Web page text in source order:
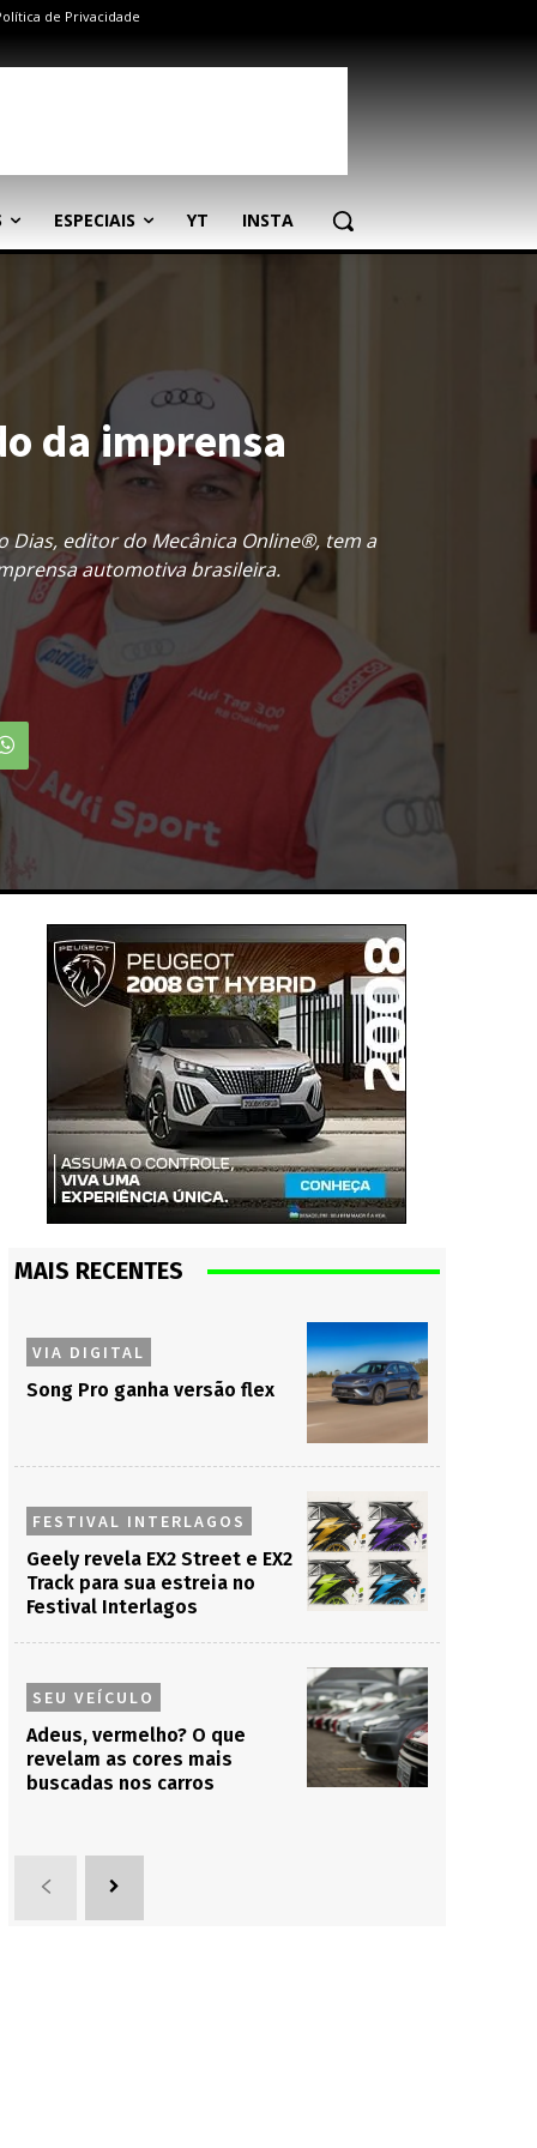
de Privacidade
ESPECIAIS YT INSTA
da imprensa
Dias, editor do Mecânica Online®, tem a
automotiva brasileira.
MAIS RECENTES
VIA DIGITAL
Song Pro ganha versão flex
FESTIVAL INTERLAGOS
Geely revela EX2 Street e EX2
Track para sua estreia no
Festival Interlagos
SEU VEÍCULO
Adeus, vermelho? O que
revelam as cores mais
buscadas nos carros